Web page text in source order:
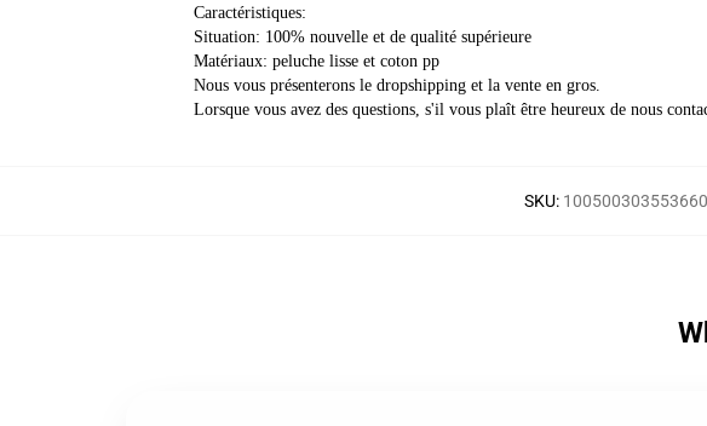
Caractéristiques:
Situation: 100% nouvelle et de qualité supérieure
Matériaux: peluche lisse et coton pp
Nous vous présenterons le dropshipping et la vente en gros.
Lorsque vous avez des questions, s'il vous plaît être heureux de nous
SKU: